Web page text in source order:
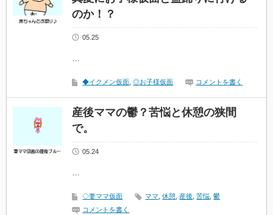
のか！？
05.25
…
◆イクメン仮面 ,◎お子様仮面 コメントを書く
産後ママの鬱？苦悩と休憩の狭間
で。
05.24
…
◇妻ママ仮面 ママ ,休憩 産後 ,苦悩 ,鬱
コメントを書く